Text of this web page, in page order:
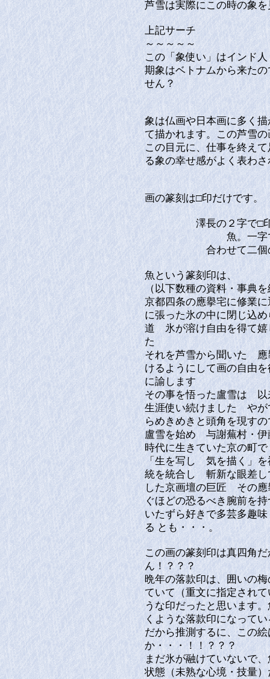
芦雪は実際にこの時の象
上記サーチ
～～～～～
この「象使い」はインド
期象はベトナムから来た
せん？
象は仏画や日本画に多く
て描かれます。この芦雪
この目元に、仕事を終え
る象の幸せ感がよく表わ
画の篆刻は□印だけです。
澤長の２字で□印
魚。一字で
合わせて二個の□
魚という篆刻印は、
（以下数種の資料・事典
京都四条の應擧宅に修業
に張った氷の中に閉じ込
道 氷が溶け自由を得て嬉
た
それを芦雪から聞いた 應
けるようにして画の自由
に諭します
その事を悟った盧雪は
生涯使い続けました や
らめきめきと頭角を現す
盧雪を始め 与謝蕪村・伊
時代に生きていた京の町
「生を写し 気を描く」
統を統合し 斬新な眼差し
した京画壇の巨匠 その
ぐほどの恐るべき腕前を
いたずら好きで多芸多趣
る とも・・・。
この画の篆刻印は真四角
ん！？？？
晩年の落款印は、囲いの
ていて（重文に指定され
うな印だったと思います
くような落款印になって
だから推測するに、この
か・・・！！？？？
まだ氷が融けていないで
状態（未熟な心境・技量